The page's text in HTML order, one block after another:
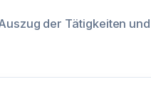
der Tätigkeiten